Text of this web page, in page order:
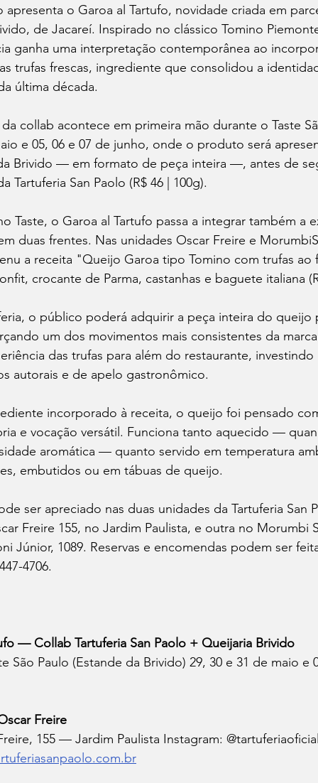
apresenta o Garoa al Tartufo, novidade criada em
de Jacareí. Inspirado no clássico Tomino
ganha uma interpretação contemporânea ao
trufas frescas, ingrediente que consolidou a
última década.
collab acontece em primeira mão durante o Taste
e 05, 06 e 07 de junho, onde o produto será
Brivido — em formato de peça inteira —, antes de
Tartuferia San Paolo (R$ 46 | 100g).
Taste, o Garoa al Tartufo passa a integrar também a
duas frentes. Nas unidades Oscar Freire e
a receita "Queijo Garoa tipo Tomino com trufas
crocante de Parma, castanhas e baguete italiana
o público poderá adquirir a peça inteira do
um dos movimentos mais consistentes da
das trufas para além do restaurante,
autorais e de apelo gastronômico.
incorporado à receita, o queijo foi pensado
e vocação versátil. Funciona tanto aquecido —
aromática — quanto servido em temperatura
embutidos ou em tábuas de queijo.
ser apreciado nas duas unidades da Tartuferia San
Freire 155, no Jardim Paulista, e outra no Morumbi
Júnior, 1089. Reservas e encomendas podem ser
4706.
— Collab Tartuferia San Paolo + Queijaria Brivido
São Paulo (Estande da Brivido) 29, 30 e 31 de maio e
Freire
155 — Jardim Paulista Instagram: